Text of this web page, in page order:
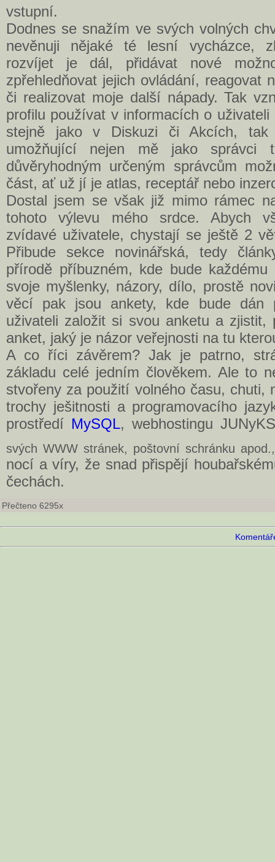
vstupní.
Dodnes se snažím ve svých volných
nevěnuji nějaké té lesní vycházce,
rozvíjet je dál, přidávat nové
zpřehledňovat jejich ovládání, reagovat
či realizovat moje další nápady. Tak
profilu používat v informacích o
stejně jako v Diskuzi či Akcích, tak
umožňující nejen mě jako správci
důvěryhodným určeným správcům
část, ať už jí je atlas, receptář nebo
Dostal jsem se však již mimo rámec
tohoto výlevu mého srdce. Abych
zvídavé uživatele, chystají se ještě 2
Přibude sekce novinářská, tedy
přírodě příbuzném, kde bude každému
svoje myšlenky, názory, dílo, prostě
věcí pak jsou ankety, kde bude dán
uživateli založit si svou anketu a zjistit,
anket, jaký je názor veřejnosti na tu
A co říci závěrem? Jak je patrno,
základu celé jedním člověkem. Ale to
stvořeny za použití volného času, chuti,
trochy ješitnosti a programovacího
prostředí MySQL, webhostingu
svých WWW stránek, poštovní schránku
nocí a víry, že snad přispějí
čechách.
Přečteno 6295x